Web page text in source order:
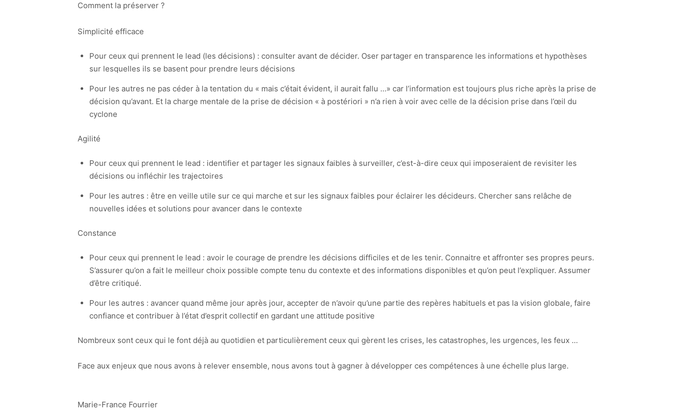
Comment la préserver ?
Simplicité efficace
Pour ceux qui prennent le lead (les décisions) : consulter avant de décider. Oser partager en transparence les informations et hypothèses
sur lesquelles ils se basent pour prendre leurs décisions
Pour les autres ne pas céder à la tentation du « mais c’était évident, il aurait fallu …» car l’information est toujours plus riche après la prise de
décision qu’avant. Et la charge mentale de la prise de décision « à postériori » n’a rien à voir avec celle de la décision prise dans l’œil du
cyclone
Agilité
Pour ceux qui prennent le lead : identifier et partager les signaux faibles à surveiller, c’est-à-dire ceux qui imposeraient de revisiter les
décisions ou infléchir les trajectoires
Pour les autres : être en veille utile sur ce qui marche et sur les signaux faibles pour éclairer les décideurs. Chercher sans relâche de
nouvelles idées et solutions pour avancer dans le contexte
Constance
Pour ceux qui prennent le lead : avoir le courage de prendre les décisions difficiles et de les tenir. Connaitre et affronter ses propres peurs.
S’assurer qu’on a fait le meilleur choix possible compte tenu du contexte et des informations disponibles et qu’on peut l’expliquer. Assumer
d’être critiqué.
Pour les autres : avancer quand même jour après jour, accepter de n’avoir qu’une partie des repères habituels et pas la vision globale, faire
confiance et contribuer à l’état d’esprit collectif en gardant une attitude positive
Nombreux sont ceux qui le font déjà au quotidien et particulièrement ceux qui gèrent les crises, les catastrophes, les urgences, les feux …
Face aux enjeux que nous avons à relever ensemble, nous avons tout à gagner à développer ces compétences à une échelle plus large.
Marie-France Fourrier